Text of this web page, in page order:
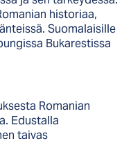
historiaa,
Suomalaisille
Bukarestissa